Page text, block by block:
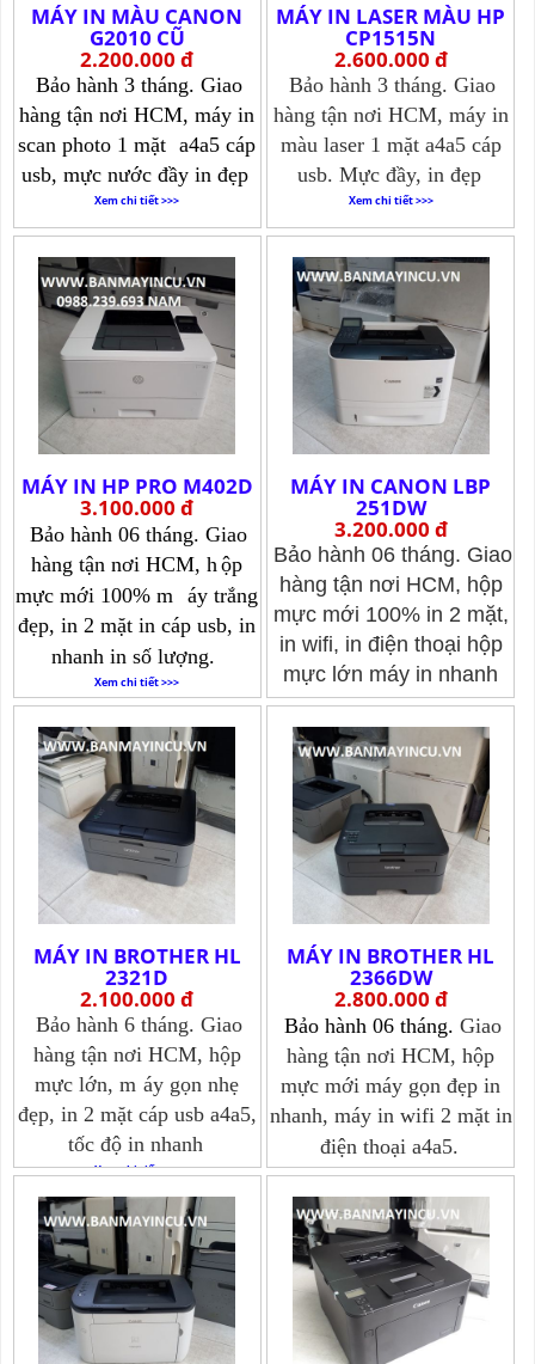
MÁY IN MÀU CANON
G2010 CŨ
2.200.000 đ
Bảo hành 3 tháng. Giao
hàng tận nơi HCM, máy in
scan photo 1 mặt a4a5 cáp
usb, mực nước đầy in đẹp
Xem chi tiết >>>
MÁY IN LASER MÀU HP
CP1515N
2.600.000 đ
Bảo hành 3 tháng. Giao
hàng tận nơi HCM, máy in
màu laser 1 mặt a4a5 cáp
usb. Mực đầy, in đẹp
Xem chi tiết >>>
MÁY IN HP PRO M402D
3.100.000 đ
Bảo hành 06 tháng. Giao
hàng tận nơi HCM, h ộp
mực mới 100% m
áy trắng
đẹp, in 2 mặt in cáp usb, in
nhanh in số lượng.
Xem chi tiết >>>
MÁY IN CANON LBP
251DW
3.200.000 đ
Bảo hành 06 tháng. Giao
hàng tận nơi HCM, hộp
mực mới 100% in 2 mặt,
in wifi, in điện thoại hộp
mực lớn máy in nhanh
a4a5.
Xem chi tiết >>>
MÁY IN BROTHER HL
2321D
2.100.000 đ
Bảo hành 6 tháng. Giao
hàng tận nơi HCM, hộp
mực lớn, m áy gọn nhẹ
đẹp, in 2 mặt cáp usb a4a5,
tốc độ in nhanh
Xem chi tiết >>>
MÁY IN BROTHER HL
2366DW
2.800.000 đ
Bảo hành 06 tháng. Giao
hàng tận nơi HCM, hộp
mực mới máy gọn đẹp in
nhanh, máy in wifi 2 mặt in
điện thoại a4a5.
Xem chi tiết >>>